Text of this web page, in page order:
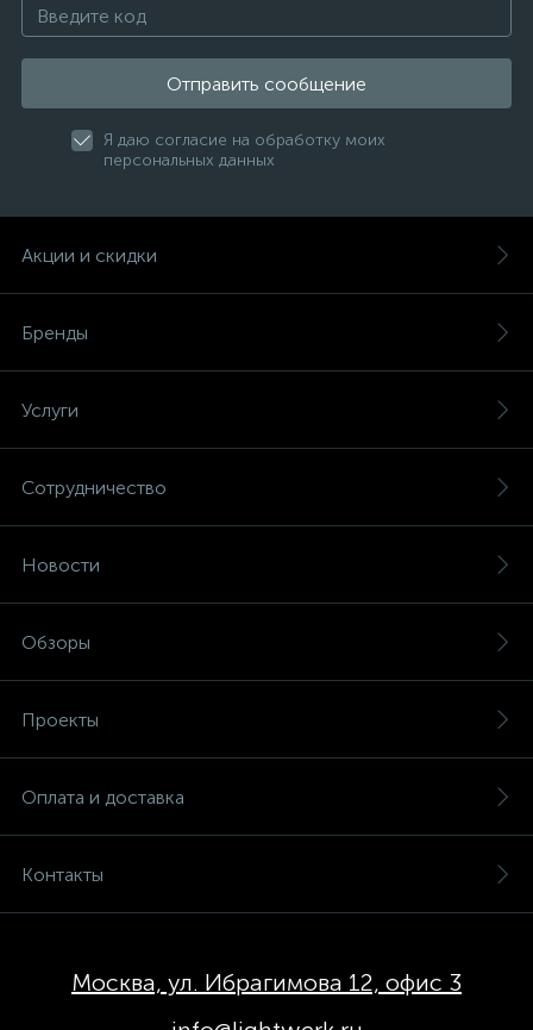
Отправить сообщение
Я даю согласие на обработку моих
персональных данных
Акции и скидки
Бренды
Услуги
Сотрудничество
Новости
Обзоры
Проекты
Оплата и доставка
Контакты
Москва, ул. Ибрагимова 12, офис 3